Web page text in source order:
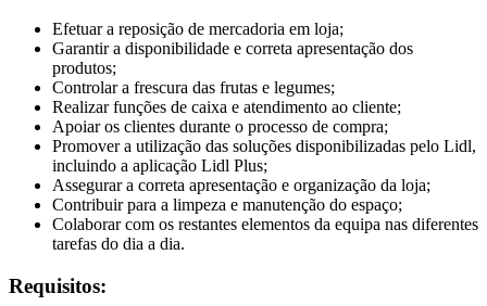
Efetuar a reposição de mercadoria em loja;
Garantir a disponibilidade e correta apresentação dos
produtos;
Controlar a frescura das frutas e legumes;
Realizar funções de caixa e atendimento ao cliente;
Apoiar os clientes durante o processo de compra;
Promover a utilização das soluções disponibilizadas pelo Lidl,
incluindo a aplicação Lidl Plus;
Assegurar a correta apresentação e organização da loja;
Contribuir para a limpeza e manutenção do espaço;
Colaborar com os restantes elementos da equipa nas diferentes
tarefas do dia a dia.
Requisitos: